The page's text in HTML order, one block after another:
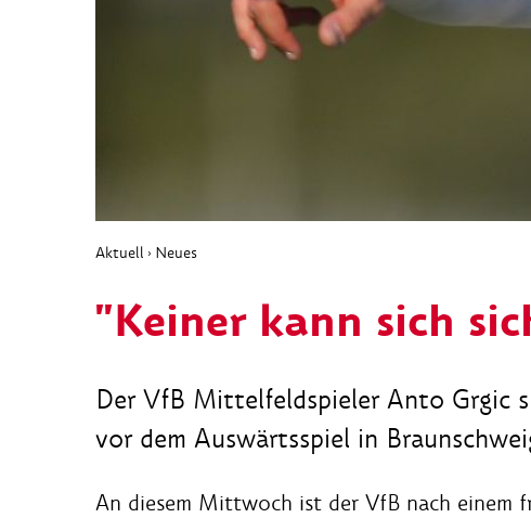
Aktuell › Neues
"Keiner kann sich
Der VfB Mittelfeldspieler Anto Grgic
vor dem Auswärtsspiel in
An diesem Mittwoch ist der VfB nach einem